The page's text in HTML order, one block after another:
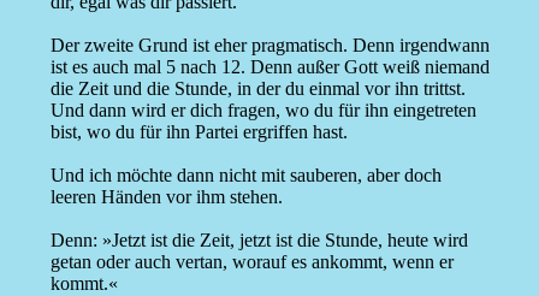
Der zweite Grund ist eher pragmatisch. Denn irgendwann
ist es auch mal 5 nach 12. Denn außer Gott weiß niemand
die Zeit und die Stunde, in der du einmal vor ihn trittst.
Und dann wird er dich fragen, wo du für ihn eingetreten
bist, wo du für ihn Partei ergriffen hast.
Und ich möchte dann nicht mit sauberen, aber doch
leeren Händen vor ihm stehen.
Denn: »Jetzt ist die Zeit, jetzt ist die Stunde, heute wird
getan oder auch vertan, worauf es ankommt, wenn er
kommt.«